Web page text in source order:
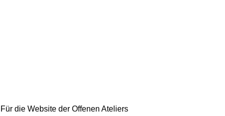
Für die Website der Offenen Ateliers